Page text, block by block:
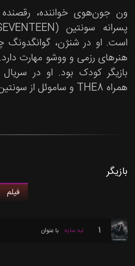
ون جون‌هوی خواننده،
است. او در شنژن، گوانگدونگ
بازیگر کودک بود. او در
همراه THE8 و ساموئل از سونتین بازی می‌کند.
بازیگر
فیلم
1 لبه سایه با عنوان